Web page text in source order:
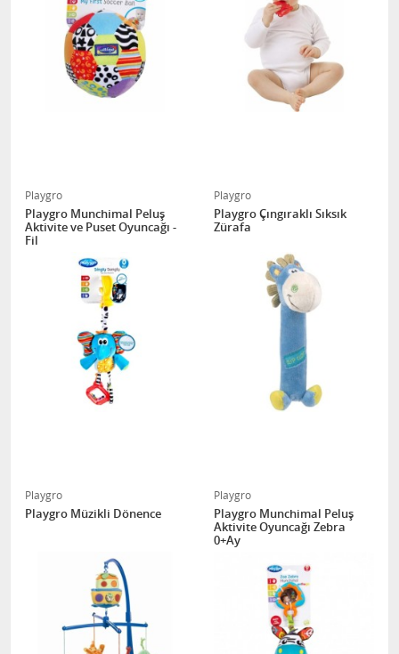
Playgro
Playgro Munchimal Peluş
Aktivite ve Puset Oyuncağı -
Fil
Playgro
Playgro Çıngıraklı Sıksık
Zürafa
Playgro
Playgro Müzikli Dönence
Playgro
Playgro Munchimal Peluş
Aktivite Oyuncağı Zebra
0+Ay